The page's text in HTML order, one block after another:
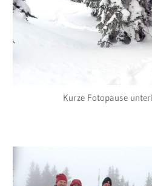
Kurze Fotopause